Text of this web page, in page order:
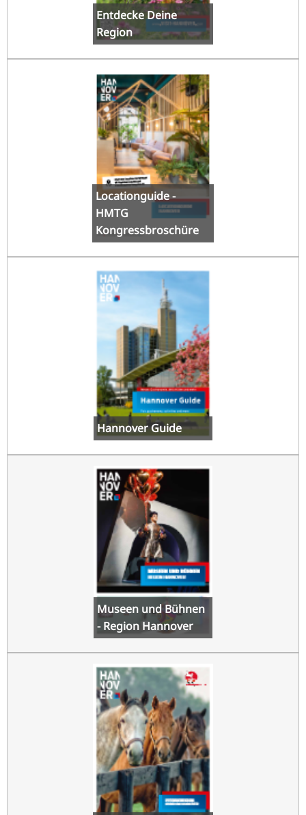
Entdecke Deine
Region
Locationguide -
HMTG
Kongressbroschüre
Hannover Guide
Museen und Bühnen
- Region Hannover